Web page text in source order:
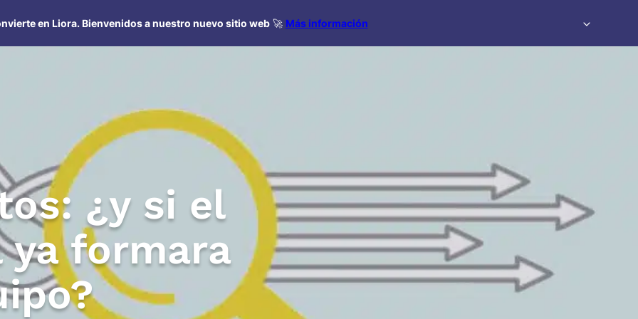
en Liora. Bienvenidos a nuestro nuevo sitio web🚀 Más información
¿y si el
formara